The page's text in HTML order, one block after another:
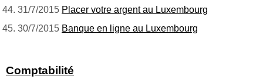
31/7/2015 Placer votre argent au Luxembourg
30/7/2015 Banque en ligne au Luxembourg
Comptabilité